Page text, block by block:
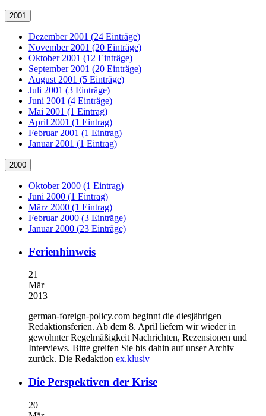
2001
Dezember 2001 (24 Einträge)
November 2001 (20 Einträge)
Oktober 2001 (12 Einträge)
September 2001 (20 Einträge)
August 2001 (5 Einträge)
Juli 2001 (3 Einträge)
Juni 2001 (4 Einträge)
Mai 2001 (1 Eintrag)
April 2001 (1 Eintrag)
Februar 2001 (1 Eintrag)
Januar 2001 (1 Eintrag)
2000
Oktober 2000 (1 Eintrag)
Juni 2000 (1 Eintrag)
März 2000 (1 Eintrag)
Februar 2000 (3 Einträge)
Januar 2000 (23 Einträge)
Ferienhinweis
21
Mär
2013
german-foreign-policy.com beginnt die diesjährigen
Redaktionsferien. Ab dem 8. April liefern wir wieder in
gewohnter Regelmäßigkeit Nachrichten, Rezensionen und
Interviews. Bitte greifen Sie bis dahin auf unser Archiv
zurück. Die Redaktion ex.klusiv
Die Perspektiven der Krise
20